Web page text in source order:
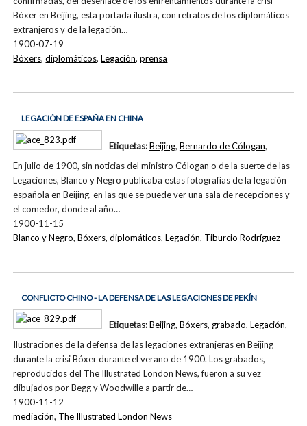
Bóxer en Beijing, esta portada ilustra, con retratos de los diplomáticos
extranjeros y de la legación…
1900-07-19
Bóxers,diplomáticos,Legación,prensa
LEGACIÓN DE ESPAÑA EN CHINA
En julio de 1900, sin noticias del ministro Cólogan o de la suerte de las
Legaciones, Blanco y Negro publicaba estas fotografías de la legación
española en Beijing, en las que se puede ver una sala de recepciones y
el comedor, donde al año…
1900-11-15
Etiquetas:Beijing, Bernardo de Cólogan,
Blanco y Negro,Bóxers,diplomáticos,Legación, Tiburcio Rodríguez
CONFLICTO CHINO - LA DEFENSA DE LAS LEGACIONES DE PEKÍN
Ilustraciones de la defensa de las legaciones extranjeras en Beijing
durante la crisi Bóxer durante el verano de 1900. Los grabados,
reproducidos del The Illustrated London News, fueron a su vez
dibujados por Begg y Woodwille a partir de…
1900-11-12
Etiquetas:Beijing, Bóxers, grabado, Legación,
mediación, The Illustrated London News